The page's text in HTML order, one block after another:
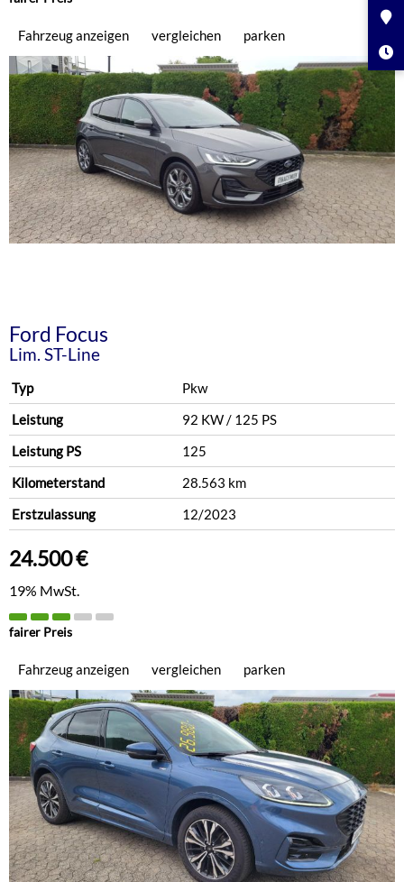
Fahrzeug anzeigen vergleichen parken
Ford Focus
Lim. ST-Line
Typ
Pkw
Leistung
92 KW / 125 PS
Leistung PS
125
Kilometerstand
28.563 km
Erstzulassung
12/2023
24.500 €
19% MwSt.
fairer Preis
Fahrzeug anzeigen vergleichen parken